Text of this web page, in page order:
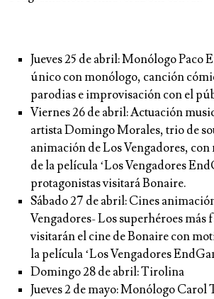
Jueves 25 de abril:Monólogo Paco
único con monólogo, canción
parodias e improvisación con el
Viernes 26 de abril:Actuación
artista Domingo Morales, trio de
animación de Los Vengadores,
de la película ‘Los Vengadores
protagonistas visitará Bonaire.
Sábado 27 de abril:Cines
Vengadores- Los superhéroes más
visitarán el cine de Bonaire con
la película ‘Los Vengadores
Domingo 28 de abril:Tirolina
Jueves 2 de mayo:Monólogo Carol